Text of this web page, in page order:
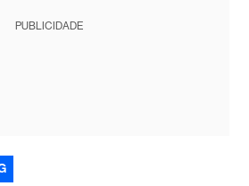
PUBLICIDADE